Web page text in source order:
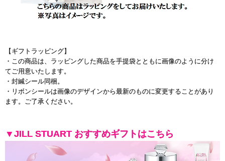
【ギフトラッピング】
・この商品は、ラッピングした商品を手提袋とともに画像のように分け
てご用意いたします。
・封緘シール同梱。
・リボンシールは画像のデザインから最新のものに変更することがあり
ます。ご了承ください。
▼JILL STUART おすすめギフトはこちら